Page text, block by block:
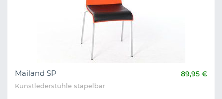
Mailand SP 89,95 €
Kunstlederstühle stapelbar